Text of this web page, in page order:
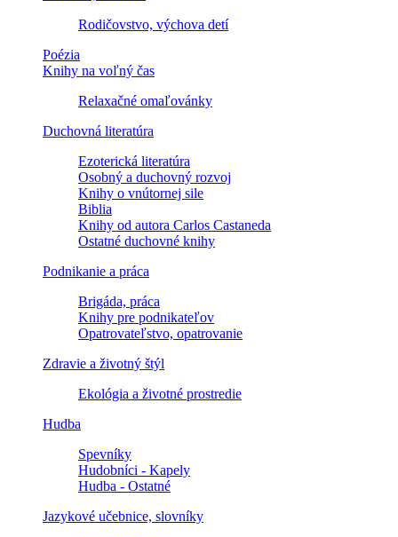
Rodičovstvo, výchova detí
Poézia
Knihy na voľný čas
Relaxačné omaľovánky
Duchovná literatúra
Ezoterická literatúra
Osobný a duchovný rozvoj
Knihy o vnútornej sile
Biblia
Knihy od autora Carlos Castaneda
Ostatné duchovné knihy
Podnikanie a práca
Brigáda, práca
Knihy pre podnikateľov
Opatrovateľstvo, opatrovanie
Zdravie a životný štýl
Ekológia a životné prostredie
Hudba
Spevníky
Hudobníci - Kapely
Hudba - Ostatné
Jazykové učebnice, slovníky